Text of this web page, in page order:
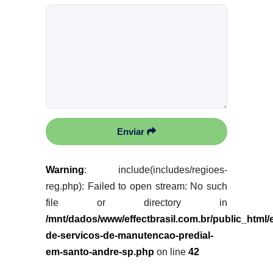
Enviar
Warning: include(includes/regioes-
reg.php): Failed to open stream: No such
file or directory in
/mnt/dados/www/effectbrasil.com.br/public_html/
de-servicos-de-manutencao-predial-
em-santo-andre-sp.phpon line 42